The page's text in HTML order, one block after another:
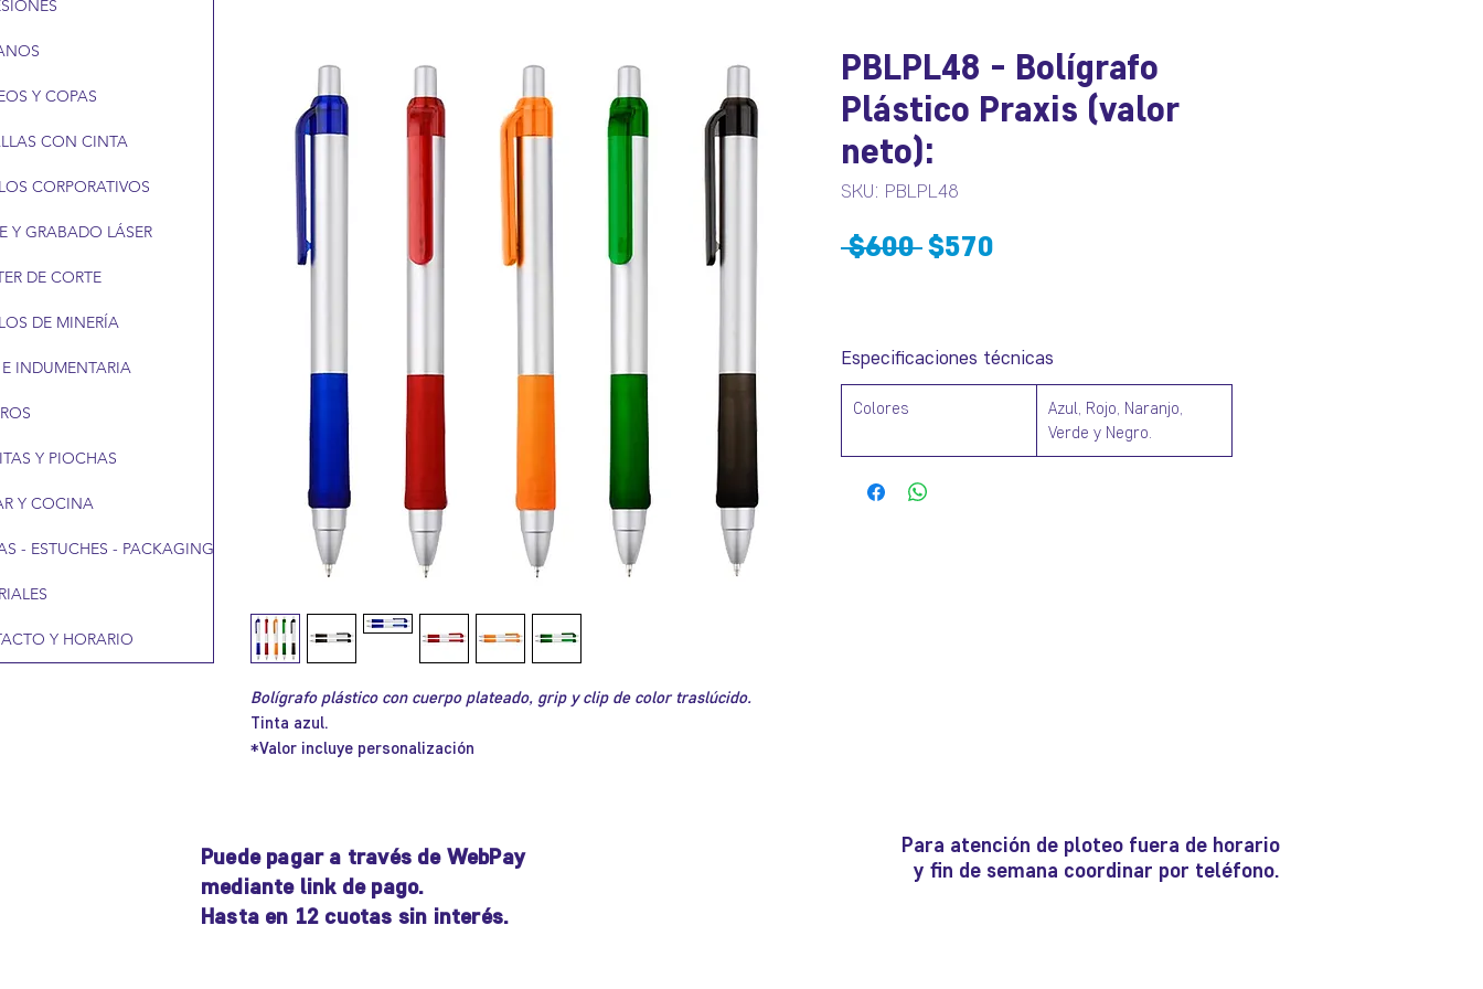
Bolígrafo plástico con cuerpo plateado, grip y clip de color traslúcido.
Tinta azul.
*Valor incluye personalización
PBLPL48 - Bolígrafo
Plástico Praxis (valor
neto):
SKU: PBLPL48
$600 Precio
$570
Especificaciones técnicas
Colores
Azul, Rojo, Naranjo,
Verde y Negro.
Y COPAS
CON CINTA
CORPORATIVOS
Y GRABADO LÁSER
DE CORTE
DE MINERÍA
INDUMENTARIA
Y PIOCHAS
Y COCINA
- ESTUCHES - PACKAGING
Y HORARIO
Puede pagar a través de WebPay
mediante link de pago.
Hasta en 12 cuotas sin interés.
Para atención de ploteo fuera de horario
y fin de semana coordinar por teléfono.